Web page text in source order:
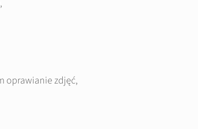
oprawianie zdjęć,